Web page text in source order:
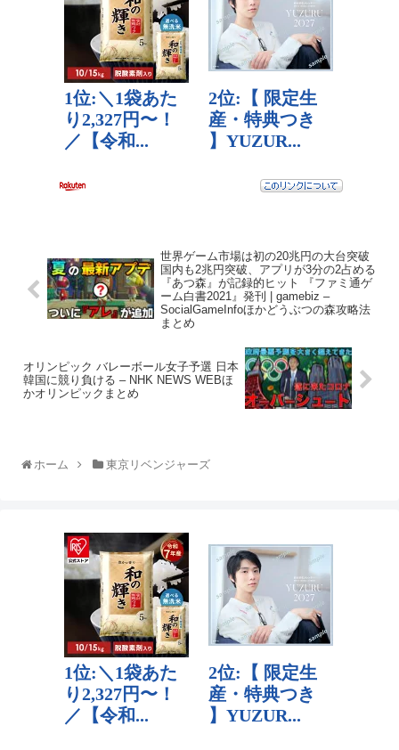
世界ゲーム市場は初の20兆円の大台突破
国内も2兆円突破、アプリが3分の2占める
『あつ森』が記録的ヒット 『ファミ通ゲ
ーム白書2021』発刊 | gamebiz –
SocialGameInfoほかどうぶつの森攻略法
まとめ
オリンピック バレーボール女子予選 日本
韓国に競り負ける – NHK NEWS WEBほ
かオリンピックまとめ
ホーム 東京リベンジャーズ